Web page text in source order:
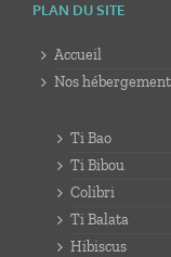
PLAN DU SITE
Accueil
Nos
Ti Bao
Ti Bibou
Colibri
Ti Balata
Hibiscus